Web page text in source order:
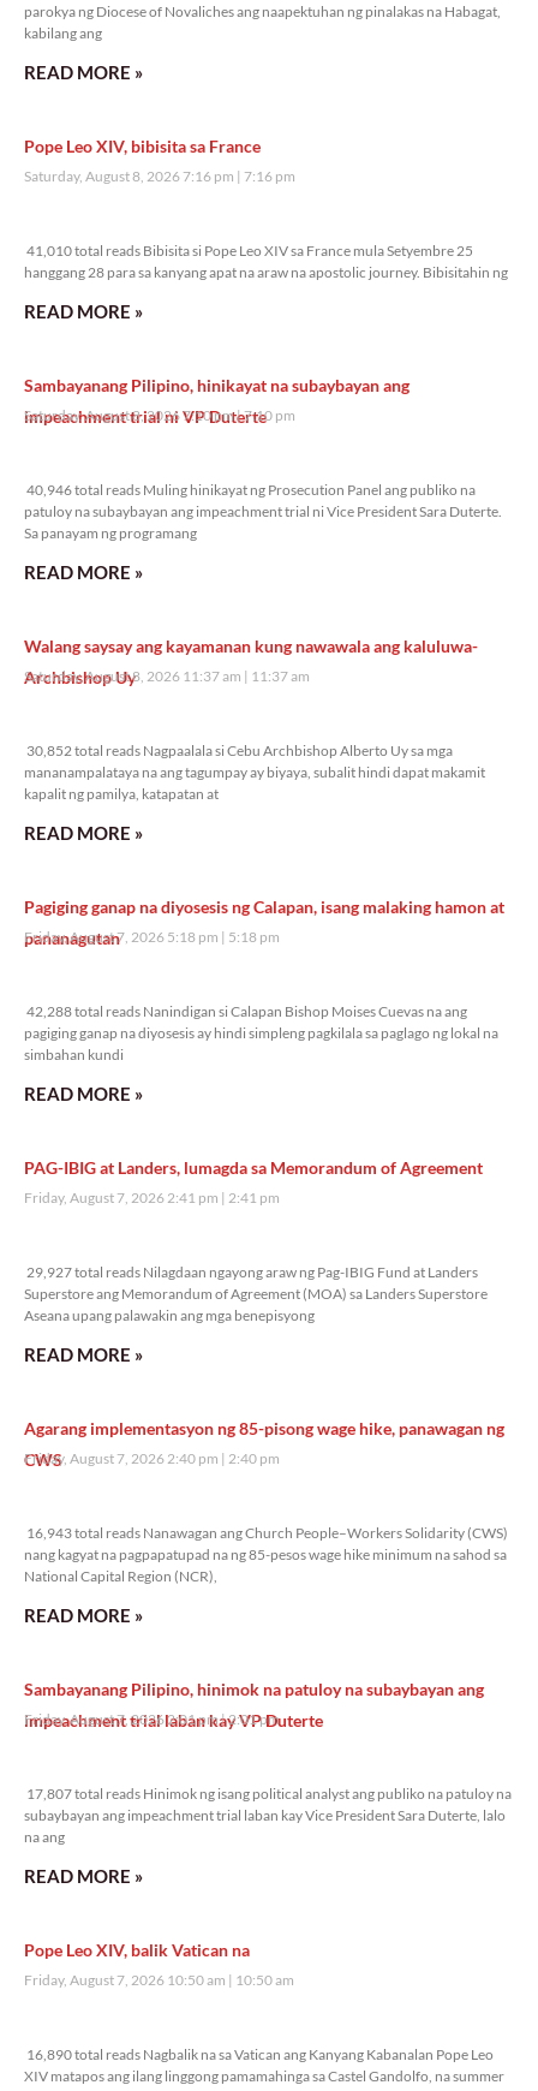
parokya ng Diocese of Novaliches ang naapektuhan ng pinalakas na Habagat,
kabilang ang
READ MORE »
Pope Leo XIV, bibisita sa France
Saturday, August 8, 2026 7:16 pm 7:16 pm
41,010 total reads Bibisita si Pope Leo XIV sa France mula Setyembre 25
hanggang 28 para sa kanyang apat na araw na apostolic journey. Bibisitahin ng
READ MORE »
Sambayanang Pilipino, hinikayat na subaybayan ang
impeachment trial ni VP Duterte
Saturday, August 8, 2026 7:10 pm 7:10 pm
40,946 total reads Muling hinikayat ng Prosecution Panel ang publiko na
patuloy na subaybayan ang impeachment trial ni Vice President Sara Duterte.
Sa panayam ng programang
READ MORE »
Walang saysay ang kayamanan kung nawawala ang kaluluwa-
Archbishop Uy
Saturday, August 8, 2026 11:37 am 11:37 am
30,852 total reads Nagpaalala si Cebu Archbishop Alberto Uy sa mga
mananampalataya na ang tagumpay ay biyaya, subalit hindi dapat makamit
kapalit ng pamilya, katapatan at
READ MORE »
Pagiging ganap na diyosesis ng Calapan, isang malaking hamon at
pananagutan
Friday, August 7, 2026 5:18 pm 5:18 pm
42,288 total reads Nanindigan si Calapan Bishop Moises Cuevas na ang
pagiging ganap na diyosesis ay hindi simpleng pagkilala sa paglago ng lokal na
simbahan kundi
READ MORE »
PAG-IBIG at Landers, lumagda sa Memorandum of Agreement
Friday, August 7, 2026 2:41 pm 2:41 pm
29,927 total reads Nilagdaan ngayong araw ng Pag-IBIG Fund at Landers
Superstore ang Memorandum of Agreement (MOA) sa Landers Superstore
Aseana upang palawakin ang mga benepisyong
READ MORE »
Agarang implementasyon ng 85-pisong wage hike, panawagan ng
CWS
Friday, August 7, 2026 2:40 pm 2:40 pm
16,943 total reads Nanawagan ang Church People–Workers Solidarity (CWS)
nang kagyat na pagpapatupad na ng 85-pesos wage hike minimum na sahod sa
National Capital Region (NCR),
READ MORE »
Sambayanang Pilipino, hinimok na patuloy na subaybayan ang
impeachment trial laban kay VP Duterte
Friday, August 7, 2026 2:01 pm 2:01 pm
17,807 total reads Hinimok ng isang political analyst ang publiko na patuloy na
subaybayan ang impeachment trial laban kay Vice President Sara Duterte, lalo
na ang
READ MORE »
Pope Leo XIV, balik Vatican na
Friday, August 7, 2026 10:50 am 10:50 am
16,890 total reads Nagbalik na sa Vatican ang Kanyang Kabanalan Pope Leo
XIV matapos ang ilang linggong pamamahinga sa Castel Gandolfo, na summer